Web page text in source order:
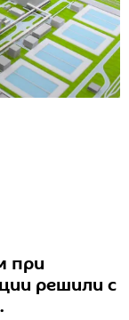
при
решили с